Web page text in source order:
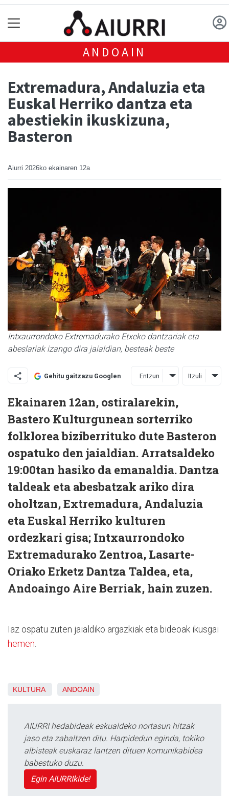
ANDOAIN
Extremadura, Andaluzia eta
Euskal Herriko dantza eta
abestiekin ikuskizuna,
Basteron
Aiurri 2026ko ekainaren 12a
Intxaurrondoko Extremadurako Etxeko dantzariak eta
abeslariak izango dira jaialdian, besteak beste
Gehitu gaitzazu Googlen Entzun Itzuli
Ekainaren 12an, ostiralarekin,
Bastero Kulturgunean sorterriko
folklorea biziberrituko dute Basteron
ospatuko den jaialdian. Arratsaldeko
19:00tan hasiko da emanaldia. Dantza
taldeak eta abesbatzak ariko dira
oholtzan, Extremadura, Andaluzia
eta Euskal Herriko kulturen
ordezkari gisa; Intxaurrondoko
Extremadurako Zentroa, Lasarte-
Oriako Erketz Dantza Taldea, eta,
Andoaingo Aire Berriak, hain zuzen.
Iaz ospatu zuten jaialdiko argazkiak eta bideoak ikusgai
hemen.
KULTURA ANDOAIN
AIURRI hedabideak eskualdeko nortasun hitzak
jaso eta zabaltzen ditu. Harpidedun eginda, tokiko
albisteak euskaraz lantzen dituen komunikabidea
babestuko duzu.
Egin AIURRIkide!